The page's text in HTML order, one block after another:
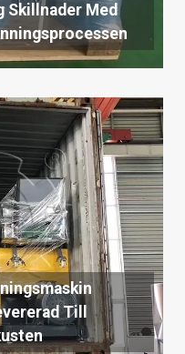
Skillnader Med
Till